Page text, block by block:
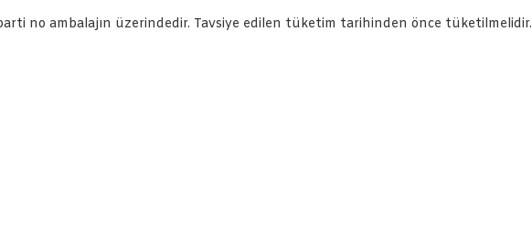
no ambalajın üzerindedir. Tavsiye edilen tüketim tarihinden önce tüketilmelidir.